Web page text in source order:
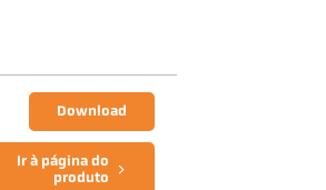
Download
Ir à página do
produto